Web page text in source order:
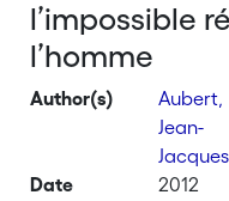
l’impossible
l’homme
Author(s)
Aubert,
Jean-
Jacques
Date
2012